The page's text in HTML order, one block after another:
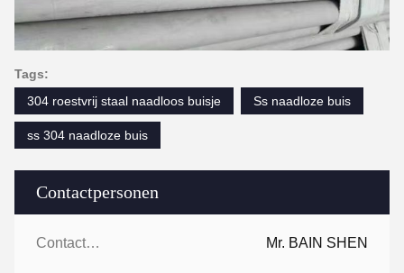
Contactpersonen
Contactpersonen: Mr. BAIN SHEN
Tags:
304 roestvrij staal naadloos buisje
Ss naadloze buis
ss 304 naadloze buis